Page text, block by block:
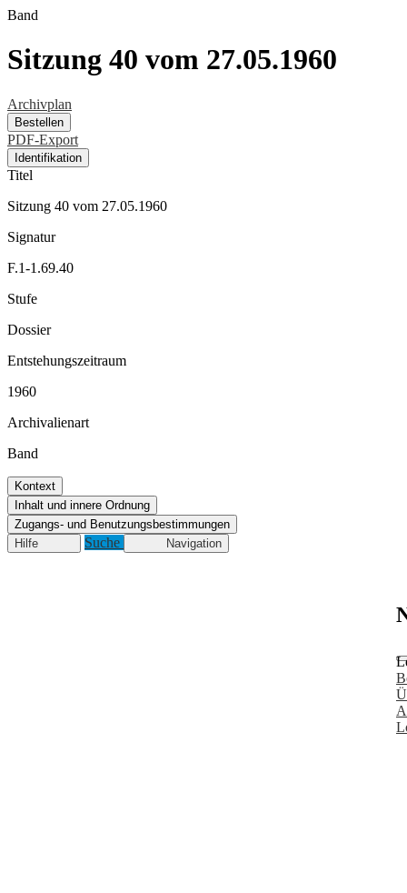
Band
Sitzung 40 vom 27.05.1960
Archivplan
Bestellen
PDF-Export
Identifikation
Titel
Sitzung 40 vom 27.05.1960
Signatur
F.1-1.69.40
Stufe
Dossier
Entstehungszeitraum
1960
Archivalienart
Band
Kontext
Inhalt und innere Ordnung
Zugangs- und Benutzungsbestimmungen
Hilfe
Suche Navigation